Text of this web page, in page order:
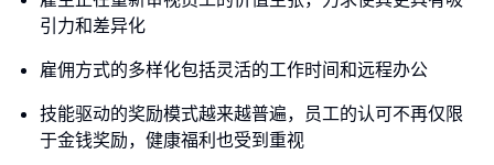
引力和差异化
雇佣方式的多样化包括灵活的工作时间和远程办公
技能驱动的奖励模式越来越普遍，员工的认可不再仅限
于金钱奖励，健康福利也受到重视